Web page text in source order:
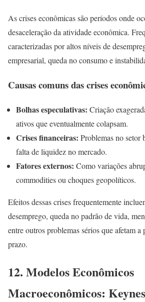
As crises econômicas são períodos onde
desaceleração da atividade econômica.
caracterizadas por altos níveis de
empresarial, queda no consumo e
Causas comuns das crises
Bolhas especulativas: Criação
ativos que eventualmente colapsam.
Crises financeiras: Problemas no setor
falta de liquidez no mercado.
Fatores externos: Como variações
commodities ou choques geopolíticos.
Efeitos dessas crises frequentemente
desemprego, queda no padrão de vida,
entre outros problemas sérios que afetam
prazo.
12. Modelos Econômicos
Macroeconômicos: